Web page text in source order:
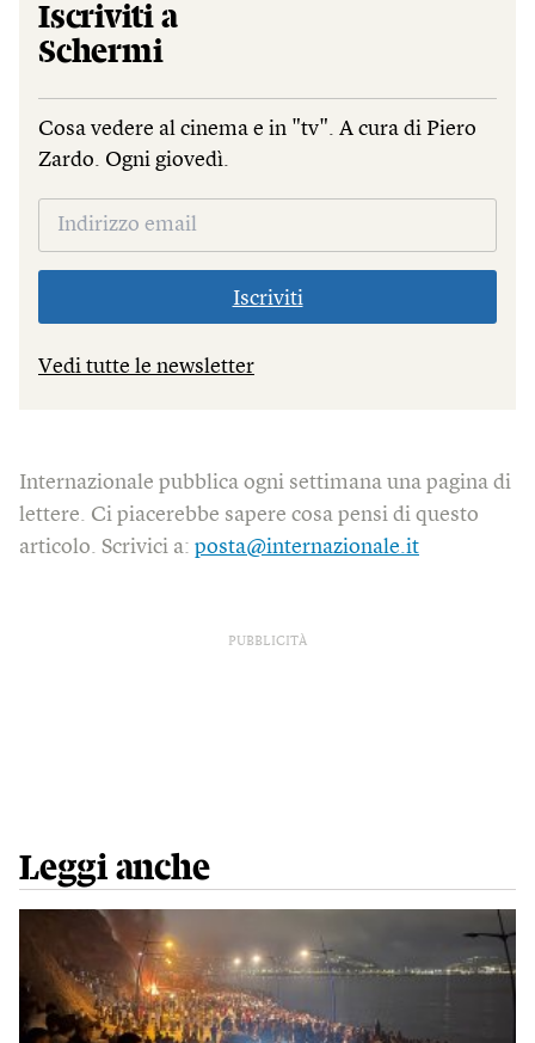
Iscriviti a
Schermi
Cosa vedere al cinema e in "tv". A cura di Piero
Zardo. Ogni giovedì.
Iscriviti
Vedi tutte le newsletter
Internazionale pubblica ogni settimana una pagina di
lettere. Ci piacerebbe sapere cosa pensi di questo
articolo. Scrivici a: posta@internazionale.it
PUBBLICITÀ
Leggi anche